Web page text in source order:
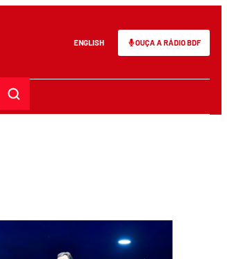
ENGLISH OUÇA A RÁDIO BDF